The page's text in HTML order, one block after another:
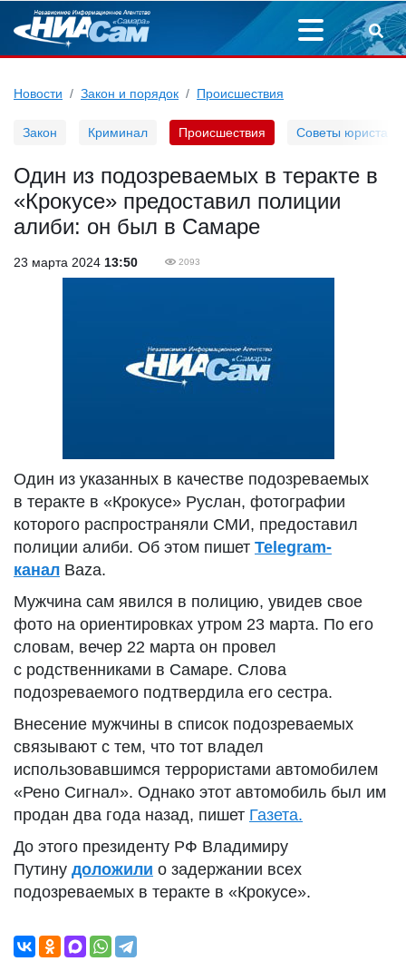
Новости Закон и порядок Происшествия
Закон Криминал Происшествия Советы юриста
Один из подозреваемых в теракте в
«Крокусе» предоставил полиции
алиби: он был в Самаре
23 марта 2024 13:50 2093
Один из указанных в качестве подозреваемых
в теракте в «Крокусе» Руслан, фотографии
которого распространяли СМИ, предоставил
полиции алиби. Об этом пишет Telegram-
канал Baza.
Мужчина сам явился в полицию, увидев свое
фото на ориентировках утром 23 марта. По его
словам, вечер 22 марта он провел
с родственниками в Самаре. Слова
подозреваемого подтвердила его сестра.
Внесение мужчины в список подозреваемых
связывают с тем, что тот владел
использовавшимся террористами автомобилем
«Рено Сигнал». Однако этот автомобиль был им
продан два года назад, пишет Газета.
До этого президенту РФ Владимиру
Путину доложили о задержании всех
подозреваемых в теракте в «Крокусе».